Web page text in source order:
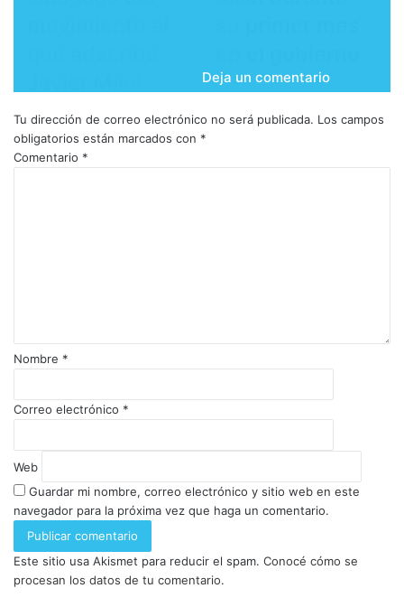
Deja un comentario
Tu dirección de correo electrónico no será publicada. Los campos
obligatorios están marcados con *
Comentario *
Nombre *
Correo electrónico *
Web
Guardar mi nombre, correo electrónico y sitio web en este
navegador para la próxima vez que haga un comentario.
Este sitio usa Akismet para reducir el spam. Conocé cómo se
procesan los datos de tu comentario.